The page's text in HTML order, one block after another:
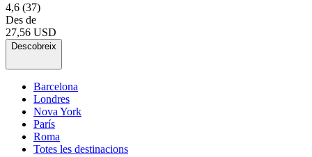
4,6 (37)
Des de
27,56 USD
Descobreix
Barcelona
Londres
Nova York
París
Roma
Totes les destinacions